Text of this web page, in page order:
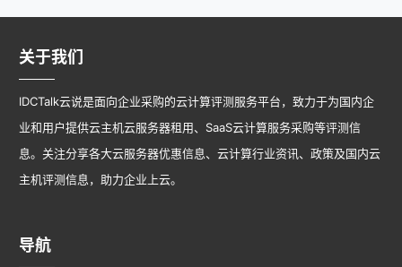
关于我们
IDCTalk云说是面向企业采购的云计算评测服务平台，致力于为国内企
业和用户提供云主机云服务器租用、SaaS云计算服务采购等评测信
息。关注分享各大云服务器优惠信息、云计算行业资讯、政策及国内云
主机评测信息，助力企业上云。
导航